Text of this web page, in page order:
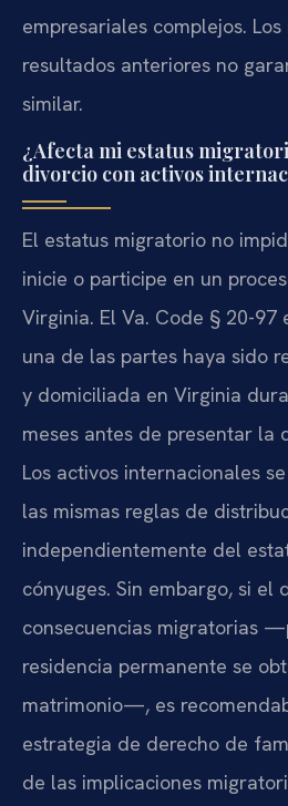
empresariales complejos.
resultados anteriores no
similar.
¿Afecta mi estatus
divorcio con activos
El estatus migratorio no
inicie o participe en un
Virginia. El Va. Code § 20-97
una de las partes haya sido
y domiciliada en Virginia
meses antes de presentar la
Los activos internacionales
las mismas reglas de
independientemente del
cónyuges. Sin embargo, si el
consecuencias migratorias
residencia permanente se
matrimonio—, es
estrategia de derecho de
de las implicaciones